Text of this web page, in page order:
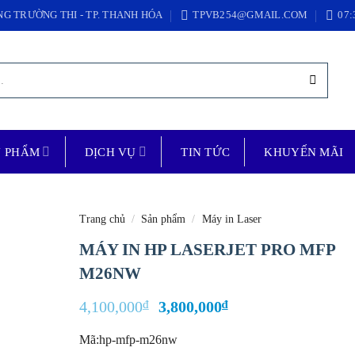
TRƯỜNG THI - TP. THANH HÓA TPVB254@GMAIL.COM
PHẨM DỊCH VỤ TIN TỨC KHUYẾN MÃI
Trang chủ / Sản phẩm / Máy in Laser
MÁY IN HP LASERJET PRO MFP
M26NW
4,100,000₫
Giá
là:
3,800,000₫Giá
Mã:hp-mfp-m26nw